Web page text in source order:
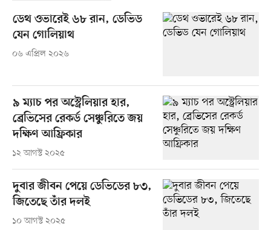
ডেথ ওভারেই ৬৮ রান, ডেভিড
যেন গোলিয়াথ
০৬ এপ্রিল ২০২৬
৯ ম্যাচ পর অস্ট্রেলিয়ার হার,
ব্রেভিসের রেকর্ড সেঞ্চুরিতে জয়
দক্ষিণ আফ্রিকার
১২ আগস্ট ২০২৫
দুবার জীবন পেয়ে ডেভিডের ৮৩,
জিতেছে তাঁর দলই
১০ আগস্ট ২০২৫